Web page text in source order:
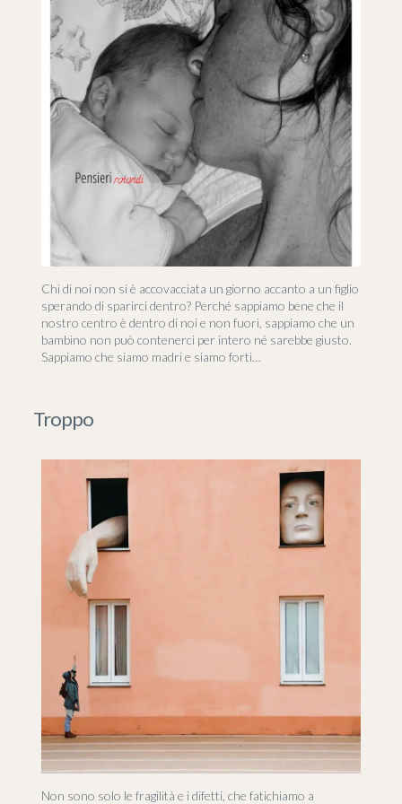
Chi di noi non si è accovacciata un giorno accanto a un figlio
sperando di sparirci dentro? Perché sappiamo bene che il
nostro centro è dentro di noi e non fuori, sappiamo che un
bambino non può contenerci per intero né sarebbe giusto.
Sappiamo che siamo madri e siamo forti…
Troppo
Non sono solo le fragilità e i difetti, che fatichiamo a